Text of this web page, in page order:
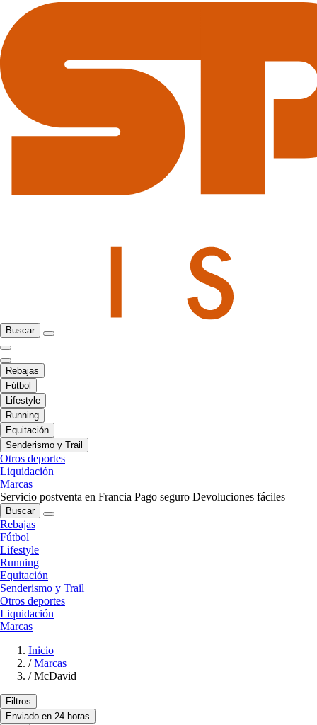
Buscar
Rebajas
Fútbol
Lifestyle
Running
Equitación
Senderismo y Trail
Otros deportes
Liquidación
Marcas
Servicio postventa en Francia Pago seguro Devoluciones fáciles
Buscar
Rebajas
Fútbol
Lifestyle
Running
Equitación
Senderismo y Trail
Otros deportes
Liquidación
Marcas
Inicio
/ Marcas
/ McDavid
Filtros
Enviado en 24 horas